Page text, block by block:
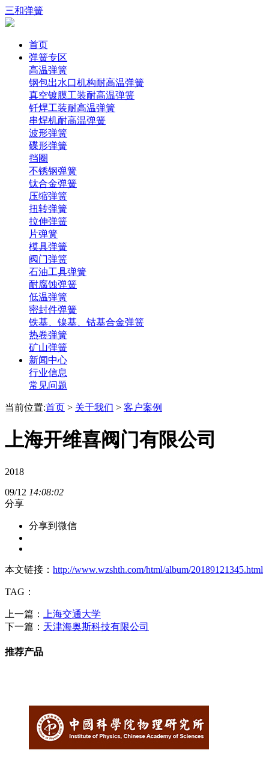
三和弹簧
首页
弹簧专区
高温弹簧
钢包出水口机构耐高温弹簧
真空镀膜工装耐高温弹簧
钎焊工装耐高温弹簧
串焊机耐高温弹簧
波形弹簧
碟形弹簧
挡圈
不锈钢弹簧
钛合金弹簧
压缩弹簧
扭转弹簧
拉伸弹簧
片弹簧
模具弹簧
阀门弹簧
石油工具弹簧
耐腐蚀弹簧
低温弹簧
密封件弹簧
铁基、镍基、钴基合金弹簧
热卷弹簧
矿山弹簧
新闻中心
行业信息
常见问题
当前位置:首页 > 关于我们 > 客户案例
上海开维喜阀门有限公司
2018
09/12 14:08:02
分享
分享到微信
本文链接： http://www.wzshth.com/html/album/20189121345.html
TAG：
上一篇：
上海交通大学
下一篇： 天津海奥斯科技有限公司
推荐产品